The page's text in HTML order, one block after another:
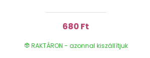
680 Ft
RAKTÁRON - azonnal kiszállítjuk